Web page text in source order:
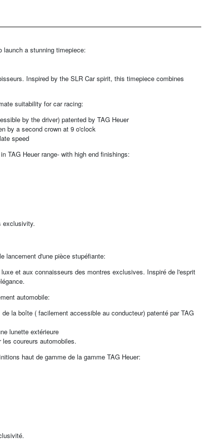
launch a stunning timepiece:
Inspired by the SLR Car spirit, this timepiece combines
suitability for car racing:
by the driver) patented by TAG Heuer
by a second crown at 9 o'clock
speed
TAG Heuer range- with high end finishings:
exclusivity.
lancement d'une pièce stupéfiante:
et aux connaisseurs des montres exclusives. Inspiré de l'esprit
automobile:
la boîte ( facilement accessible au conducteur) patenté par TAG
lunette extérieure
coureurs automobiles.
haut de gamme de la gamme TAG Heuer: